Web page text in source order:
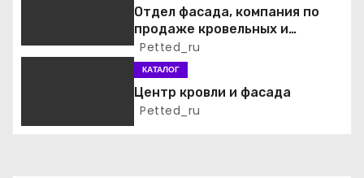
а
и
Отдел фасада, компания по
продаже кровельных и
фасадных материалов
Petted_ru
КАТАЛОГ
Центр кровли и фасада
Petted_ru